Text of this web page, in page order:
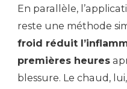
En parallèle,
reste une méthode
froid réduit
premières heures
blessure. Le chaud,